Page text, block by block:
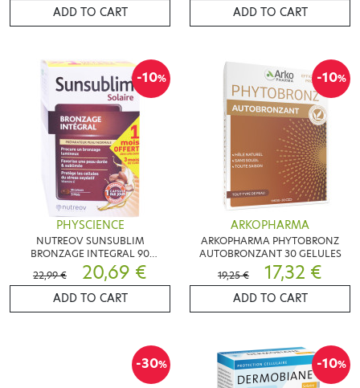
ADD TO CART ADD TO CART
-10%
PHYSCIENCE
NUTREOV SUNSUBLIM
BRONZAGE INTEGRAL 90
CAPSULES
22,99 € 20,69 €
ADD TO CART
-10%
ARKOPHARMA
ARKOPHARMA PHYTOBRONZ
AUTOBRONZANT 30 GELULES
19,25 €
17,32 €
ADD TO CART
-30% -10%